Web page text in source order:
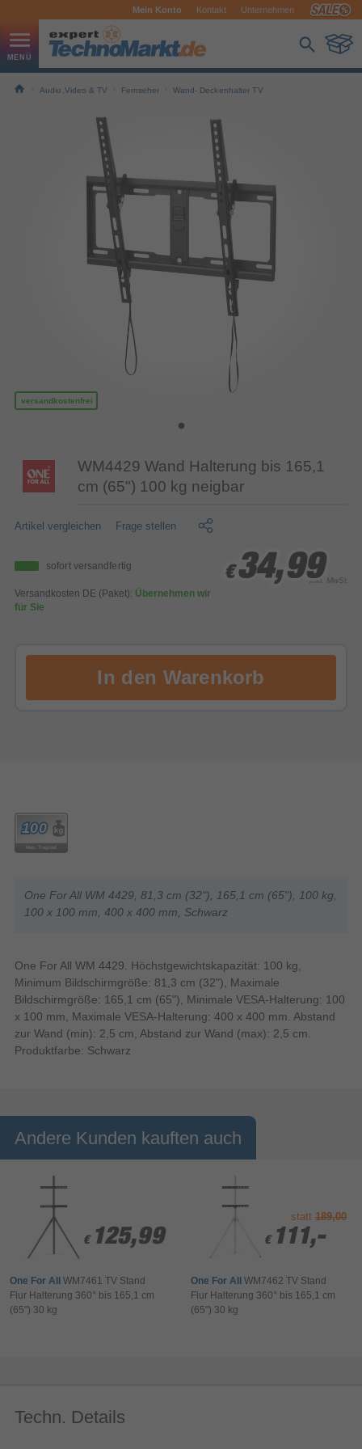
Mein Konto Kontakt Unternehmen
Audio,Video & TV Fernseher Wand- Deckenhalter TV
versandkostenfrei
WM4429 Wand Halterung bis 165,1
cm (65") 100 kg neigbar
Artikel vergleichen Frage stellen
sofort versandfertig
Versandkosten DE (Paket): Übernehmen wir
für Sie
€ 34,99
€ 34,99
€ 34,99inkl. MwSt.
One For All WM 4429, 81,3 cm (32"), 165,1 cm (65"), 100 kg,
100 x 100 mm, 400 x 400 mm, Schwarz
One For All WM 4429. Höchstgewichtskapazität: 100 kg,
Minimum Bildschirmgröße: 81,3 cm (32"), Maximale
Bildschirmgröße: 165,1 cm (65"), Minimale VESA-Halterung: 100
x 100 mm, Maximale VESA-Halterung: 400 x 400 mm. Abstand
zur Wand (min): 2,5 cm, Abstand zur Wand (max): 2,5 cm.
Produktfarbe: Schwarz
Andere Kunden kauften auch
€ 125,99
€ 125,99
One For All WM7461 TV Stand
Flur Halterung 360° bis 165,1 cm
(65") 30 kg
statt189,00
€ 111,-
€ 111,-
One For All WM7462 TV Stand
Flur Halterung 360° bis 165,1 cm
(65") 30 kg
Techn. Details